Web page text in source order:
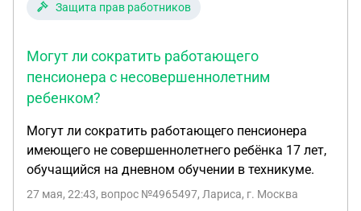
Защита прав работников
Могут ли сократить работающего
пенсионера с несовершеннолетним
ребенком?
Могут ли сократить работающего пенсионера
имеющего не совершеннолетнего ребёнка 17 лет,
обучащийся на дневном обучении в техникуме.
27 мая, 22:43, вопрос №4965497, Лариса, г. Москва